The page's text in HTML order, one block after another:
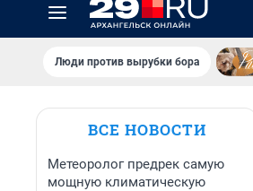
Люди против вырубки бора
ВСЕ НОВОСТИ
Метеоролог предрек самую
мощную климатическую